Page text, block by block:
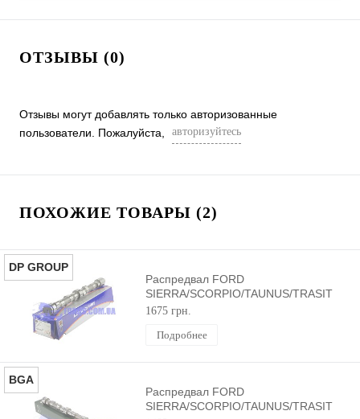
ОТЗЫВЫ (0)
Отзывы могут добавлять только авторизованные
пользователи. Пожалуйста,
авторизуйтесь
ПОХОЖИЕ ТОВАРЫ (2)
DP GROUP
Распредвал FORD
SIERRA/SCORPIO/TAUNUS/TRASIT
(OHC) DP GROUP
1675 грн.
Подробнее
BGA
Распредвал FORD
SIERRA/SCORPIO/TAUNUS/TRASIT